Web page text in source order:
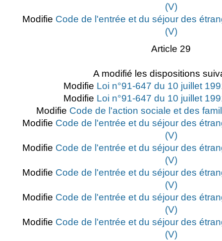
(V)
Modifie Code de l'entrée et du séjour des
(V)
Article 29
A modifié les dispositions
Modifie Loi n°91-647 du 10 juillet
Modifie Loi n°91-647 du 10 juillet
Modifie Code de l'action sociale et des
Modifie Code de l'entrée et du séjour des
(V)
Modifie Code de l'entrée et du séjour des
(V)
Modifie Code de l'entrée et du séjour des
(V)
Modifie Code de l'entrée et du séjour des
(V)
Modifie Code de l'entrée et du séjour des
(V)